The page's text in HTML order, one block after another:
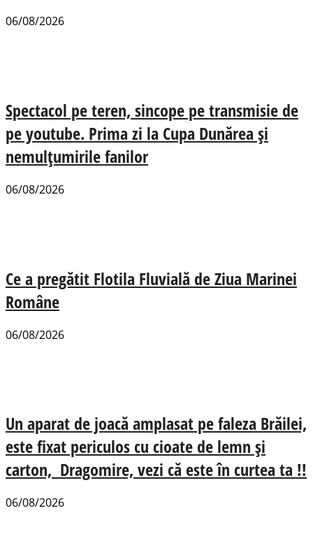
06/08/2026
Spectacol pe teren, sincope pe transmisie de
pe youtube. Prima zi la Cupa Dunărea și
nemulțumirile fanilor
06/08/2026
Ce a pregătit Flotila Fluvială de Ziua Marinei
Române
06/08/2026
Un aparat de joacă amplasat pe faleza Brăilei,
este fixat periculos cu cioate de lemn și
carton, Dragomire, vezi că este în curtea ta !!
06/08/2026